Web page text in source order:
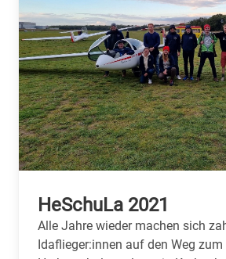
HeSchuLa 2021
Alle Jahre wieder machen sich
Idaflieger:innen auf den Weg zum